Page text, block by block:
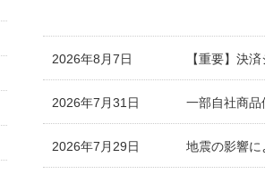
2026年8月7日 【重要】決
2026年7月31日 一部自社商
2026年7月29日 地震の影響